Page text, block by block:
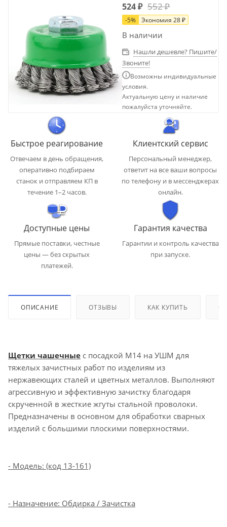
524₽ 552₽
-5% Экономия28₽
В наличии
Нашли дешевле? Пишите/
Звоните!
Возможны индивидуальные
условия.
Актуальную цену и наличие
пожалуйста уточняйте.
Быстрое реагирование
Отвечаем в день обращения,
оперативно подбираем
станок и отправляем КП в
течение 1–2 часов.
Клиентский сервис
Персональный менеджер,
ответит на все ваши вопросы
по телефону и в мессенджерах
онлайн.
Доступные цены
Прямые поставки, честные
цены — без скрытых
платежей.
Гарантия качества
Гарантии и контроль качества
при запуске.
ОПИСАНИЕ ОТЗЫВЫ КАК КУПИТЬ
Щетки чашечные с посадкой М14 на УШМ для
тяжелых зачистных работ по изделиям из
нержавеющих сталей и цветных металлов. Выполняют
агрессивную и эффективную зачистку благодаря
скрученной в жесткие жгуты стальной проволоки.
Предназначены в основном для обработки сварных
изделий с большими плоскими поверхностями.
- Модель: (код 13-161)
- Назначение: Обдирка / Зачистка